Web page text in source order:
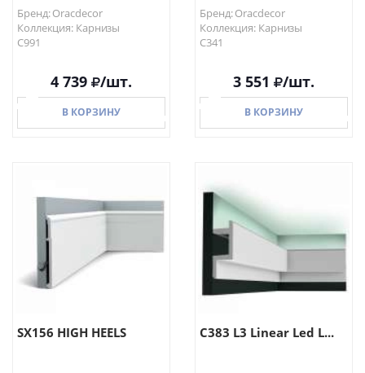
Бренд: Oracdecor
Коллекция: Карнизы
C991
4 739 /шт.
В КОРЗИНУ
В КОРЗИНУ
Бренд: Oracdecor
Коллекция: Карнизы
C341
3 551 /шт.
В КОРЗИНУ
В КОРЗИНУ
SX156 HIGH HEELS C383 L3 Linear Led L...